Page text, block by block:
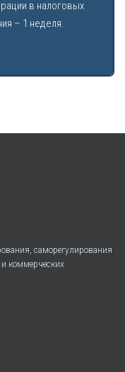
в налоговых
– 1 неделя.
саморегулирования
коммерческих